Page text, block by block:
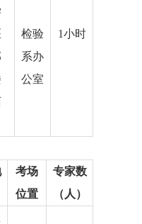
检验
系办
公室
1小时
考场
位置
专家数
（人）